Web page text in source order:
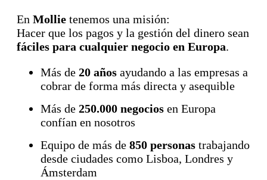
En Mollie tenemos una misión:
Hacer que los pagos y la gestión del dinero sean
fáciles para cualquier negocio en Europa.
Más de 20 años ayudando a las empresas a
cobrar de forma más directa y asequible
Más de 250.000 negocios en Europa
confían en nosotros
Equipo de más de 850 personas trabajando
desde ciudades como Lisboa, Londres y
Ámsterdam ‍ ‍